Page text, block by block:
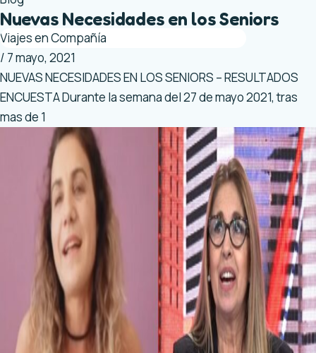
Nuevas Necesidades en los Seniors
Viajes en Compañía
/ 7 mayo, 2021
NUEVAS NECESIDADES EN LOS SENIORS – RESULTADOS
ENCUESTA Durante la semana del 27 de mayo 2021, tras
mas de 1